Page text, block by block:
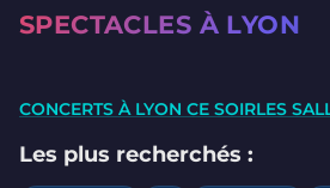
SPECTACLES À LYON
CONCERTS À LYON CE SOIRLES
Les plus recherchés :